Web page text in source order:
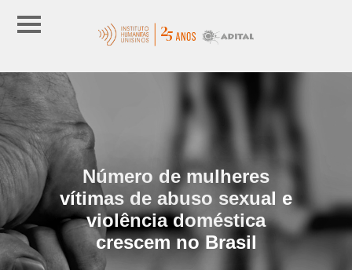
Número de mulheres
vítimas de abuso sexual e
violência doméstica
crescem no Brasil